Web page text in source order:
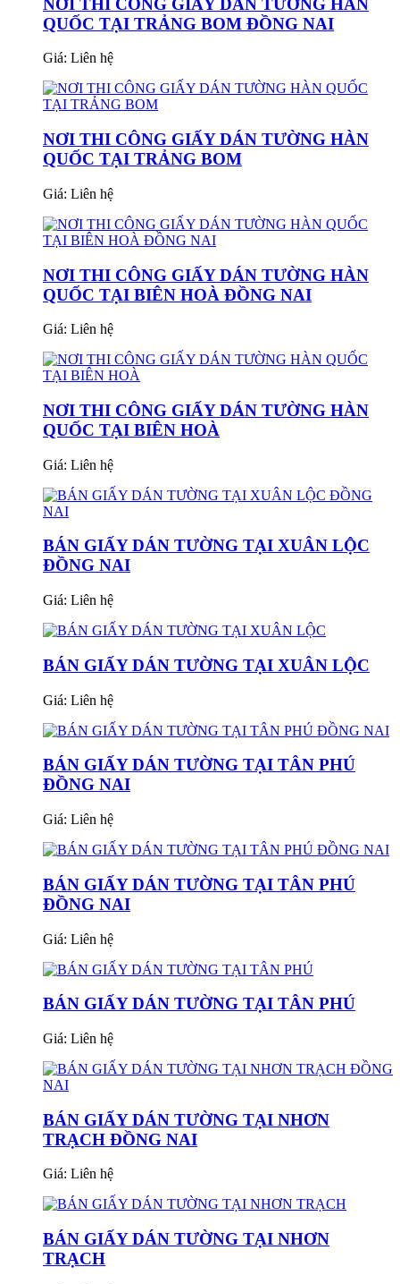
NƠI THI CÔNG GIẤY DÁN TƯỜNG HÀN
QUỐC TẠI TRẢNG BOM ĐỒNG NAI
Giá: Liên hệ
NƠI THI CÔNG GIẤY DÁN TƯỜNG HÀN
QUỐC TẠI TRẢNG BOM
Giá: Liên hệ
NƠI THI CÔNG GIẤY DÁN TƯỜNG HÀN
QUỐC TẠI BIÊN HOÀ ĐỒNG NAI
Giá: Liên hệ
NƠI THI CÔNG GIẤY DÁN TƯỜNG HÀN
QUỐC TẠI BIÊN HOÀ
Giá: Liên hệ
BÁN GIẤY DÁN TƯỜNG TẠI XUÂN LỘC
ĐỒNG NAI
Giá: Liên hệ
BÁN GIẤY DÁN TƯỜNG TẠI XUÂN LỘC
Giá: Liên hệ
BÁN GIẤY DÁN TƯỜNG TẠI TÂN PHÚ
ĐỒNG NAI
Giá: Liên hệ
BÁN GIẤY DÁN TƯỜNG TẠI TÂN PHÚ
ĐỒNG NAI
Giá: Liên hệ
BÁN GIẤY DÁN TƯỜNG TẠI TÂN PHÚ
Giá: Liên hệ
BÁN GIẤY DÁN TƯỜNG TẠI NHƠN
TRẠCH ĐỒNG NAI
Giá: Liên hệ
BÁN GIẤY DÁN TƯỜNG TẠI NHƠN
TRẠCH